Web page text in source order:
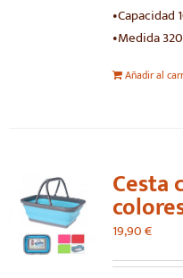
•Capacidad
•Medida
Añadir al
Cesta
19,90€